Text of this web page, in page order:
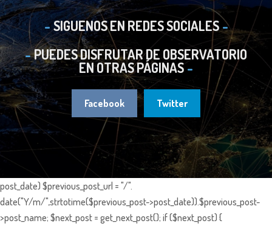
SIGUENOS EN REDES SOCIALES
PUEDES DISFRUTAR DE OBSERVATORIO
EN OTRAS PÁGINAS
Facebook Twitter
post_date) $previous_post_url = "/".
date("Y/m/",strtotime($previous_post->post_date)).$previous_post-
>post_name; $next_post = get_next_post(); if ($next_post) {